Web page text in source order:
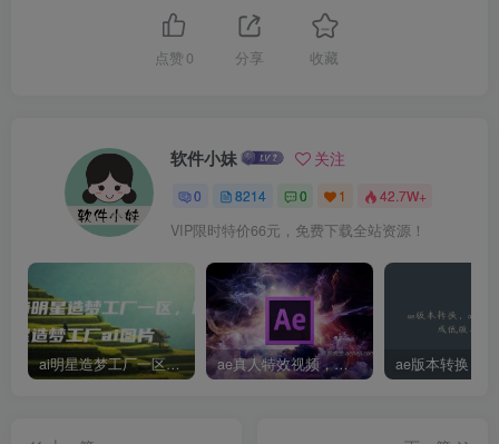
点赞 0 分享 收藏
软件小妹 关注
0 8214 0 1 42.7W+
VIP限时特价66元，免费下载全站资源！
ai明星造梦工厂一区，明星造梦工厂ai图片 ae真人特效视频，大学生第一次做ppt怎么做